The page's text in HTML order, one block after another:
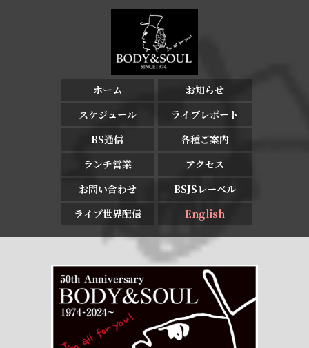
ホーム
お知らせ
スケジュール
ライブレポート
BS通信
各種ご案内
ランチ営業
アクセス
お問い合わせ
BSJSレーベル
ライブ世界配信
English